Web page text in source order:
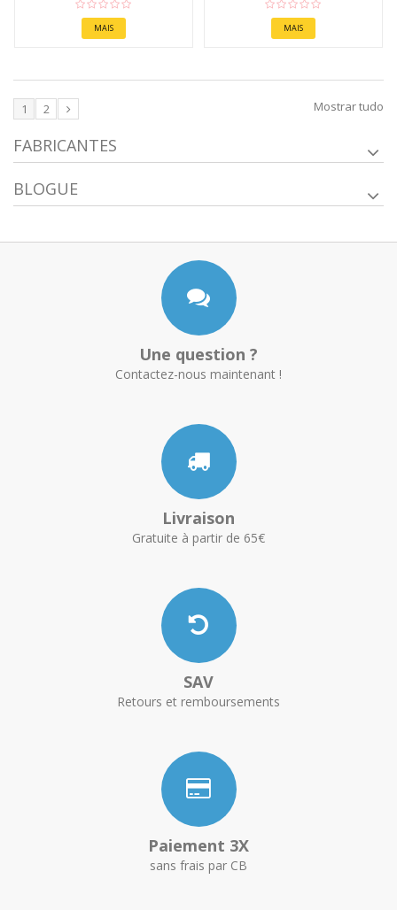
MAIS MAIS
Mostrar tudo
1 2
FABRICANTES
BLOGUE
Une question ?
Contactez-nous maintenant !
Livraison
Gratuite à partir de 65€
SAV
Retours et remboursements
Paiement 3X
sans frais par CB